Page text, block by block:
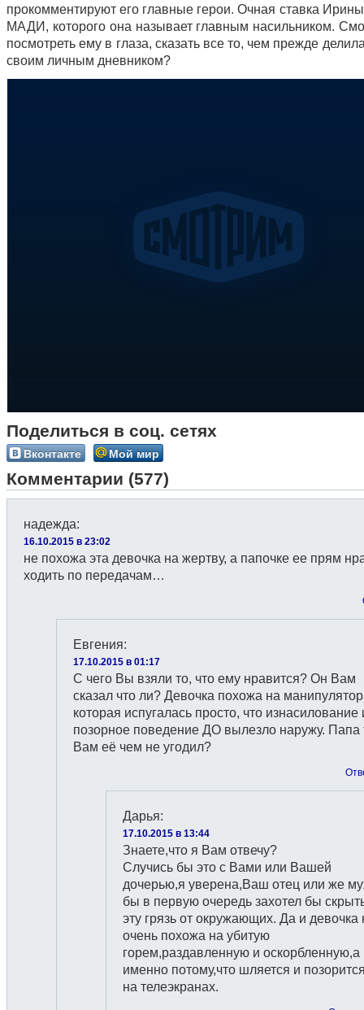
прокомментируют его главные герои. Очная ставка Ирины
МАДИ, которого она называет главным насильником.
посмотреть ему в глаза, сказать все то, чем прежде
своим личным дневником?
Поделиться в соц. сетях
Вконтакте Мой мир
Комментарии (577)
надежда:
16.10.2015 в 23:02
не похожа эта девочка на жертву, а папочке ее прям
ходить по передачам…
Евгения:
17.10.2015 в 01:17
С чего Вы взяли то, что ему нравится? Он Вам
сказал что ли? Девочка похожа на
которая испугалась просто, что изнасилование
позорное поведение ДО вылезло наружу. Папа
Вам её чем не угодил?
Дарья:
17.10.2015 в 13:44
Знаете,что я Вам отвечу?
Случись бы это с Вами или Вашей
дочерью,я уверена,Ваш отец или же
бы в первую очередь захотел бы
эту грязь от окружающих. Да и девочка
очень похожа на убитую
горем,раздавленную и оскорбленную,а
именно потому,что шляется и
на телеэкранах.